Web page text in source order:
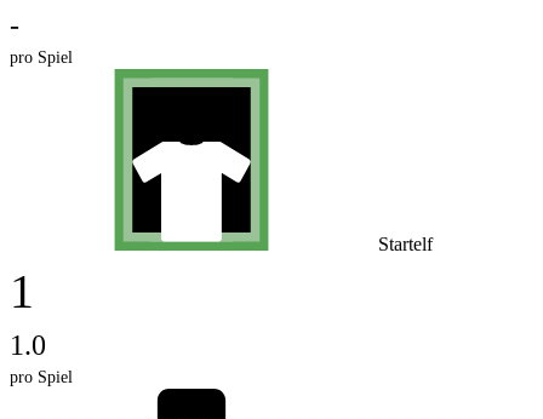
-
pro Spiel
Startelf
1
1.0
pro Spiel